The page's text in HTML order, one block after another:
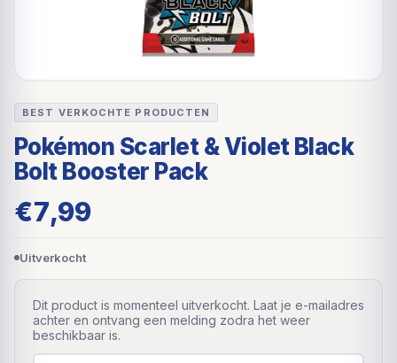
BEST VERKOCHTE PRODUCTEN
Pokémon Scarlet & Violet Black
Bolt Booster Pack
€7,99
Uitverkocht
Dit product is momenteel uitverkocht. Laat je e-mailadres
achter en ontvang een melding zodra het weer
beschikbaar is.